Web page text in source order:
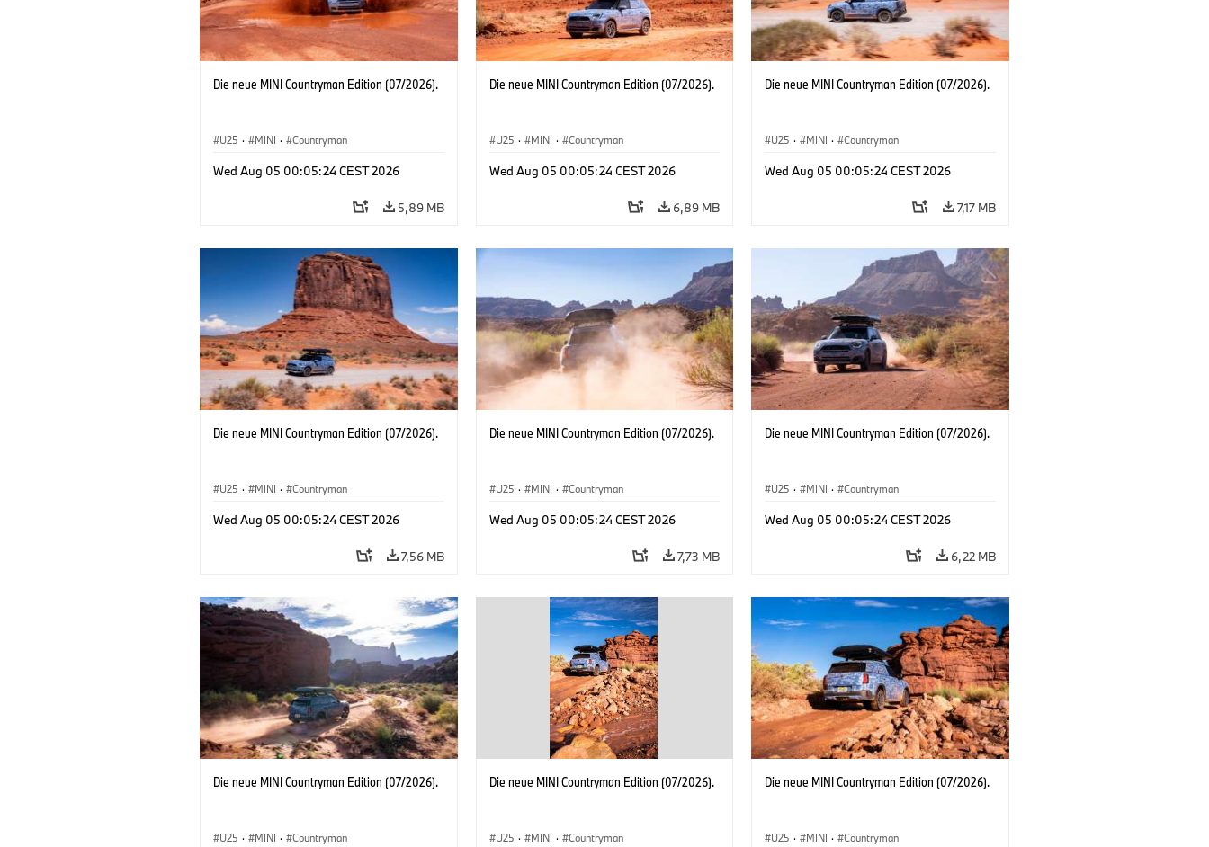
Die neue MINI Countryman Edition (07/2026).
U25 · MINI · Countryman
Wed Aug 05 00:05:24 CEST 2026
5,89 MB
Die neue MINI Countryman Edition (07/2026).
U25 · MINI · Countryman
Wed Aug 05 00:05:24 CEST 2026
6,89 MB
Die neue MINI Countryman Edition (07/2026).
U25 · MINI · Countryman
Wed Aug 05 00:05:24 CEST 2026
7,17 MB
Die neue MINI Countryman Edition (07/2026).
U25 · MINI · Countryman
Wed Aug 05 00:05:24 CEST 2026
7,56 MB
Die neue MINI Countryman Edition (07/2026).
U25 · MINI · Countryman
Wed Aug 05 00:05:24 CEST 2026
7,73 MB
Die neue MINI Countryman Edition (07/2026).
U25 · MINI · Countryman
Wed Aug 05 00:05:24 CEST 2026
6,22 MB
Die neue MINI Countryman Edition (07/2026).
U25 · MINI · Countryman
Die neue MINI Countryman Edition (07/2026).
U25 · MINI · Countryman
Die neue MINI Countryman Edition (07/2026).
U25 · MINI · Countryman